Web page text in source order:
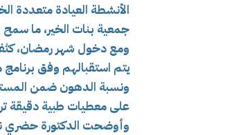
جمعية بنات الخير، ما
و
يتم استقبالهم وفق
ونسبة الدهون ضمن
على معطيات طبية دقيقة
وأوضحت الدكتورة حضري